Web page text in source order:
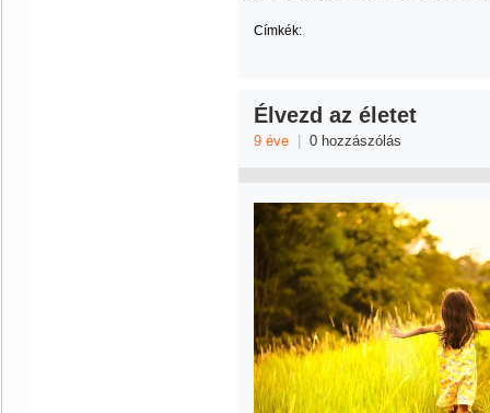
Címkék:
Élvezd az életet
9 éve 0 hozzászólás